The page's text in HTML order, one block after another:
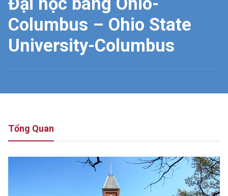
Columbus – Ohio State
University-Columbus
Tổng Quan